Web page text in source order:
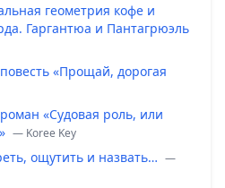
геометрия кофе и
Гаргантюа и Пантагрюэль
«Прощай, дорогая
«Судовая роль, или
— Koree Key
ощутить и назвать… —